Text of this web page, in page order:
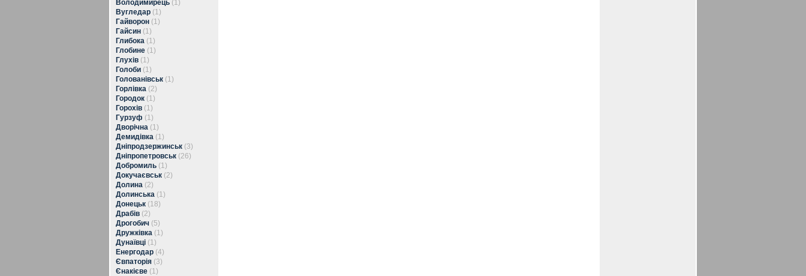
Володимирець (1)
Вугледар (1)
Гайворон (1)
Гайсин (1)
Глибока (1)
Глобине (1)
Глухів (1)
Голоби (1)
Голованівськ (1)
Горлівка (2)
Городок (1)
Горохів (1)
Гурзуф (1)
Дворічна (1)
Демидівка (1)
Дніпродзержинськ (3)
Дніпропетровськ (26)
Добромиль (1)
Докучаєвськ (2)
Долина (2)
Долинська (1)
Донецьк (18)
Драбів (2)
Дрогобич (5)
Дружківка (1)
Дунаївці (1)
Енергодар (4)
Євпаторія (3)
Єнакієве (1)